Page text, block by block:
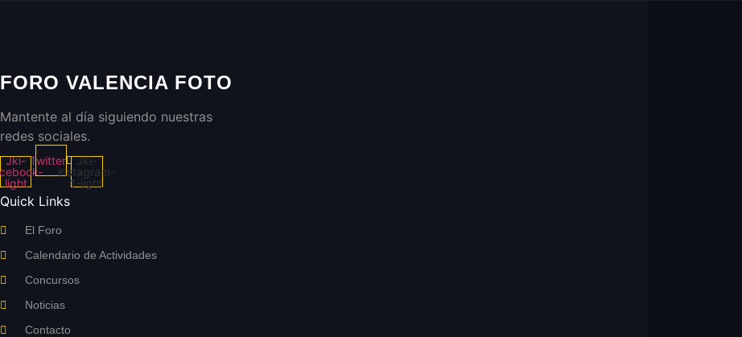
FORO VALENCIA FOTO
Mantente al día siguiendo nuestras
redes sociales.
Jki-
light
Twitter
Jki-
instagram-
1-light
Quick Links
El Foro
Calendario de Actividades
Concursos
Noticias
Contacto